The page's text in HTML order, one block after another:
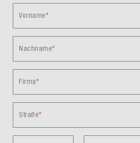
Vorname
Nachname
Firma
Straße